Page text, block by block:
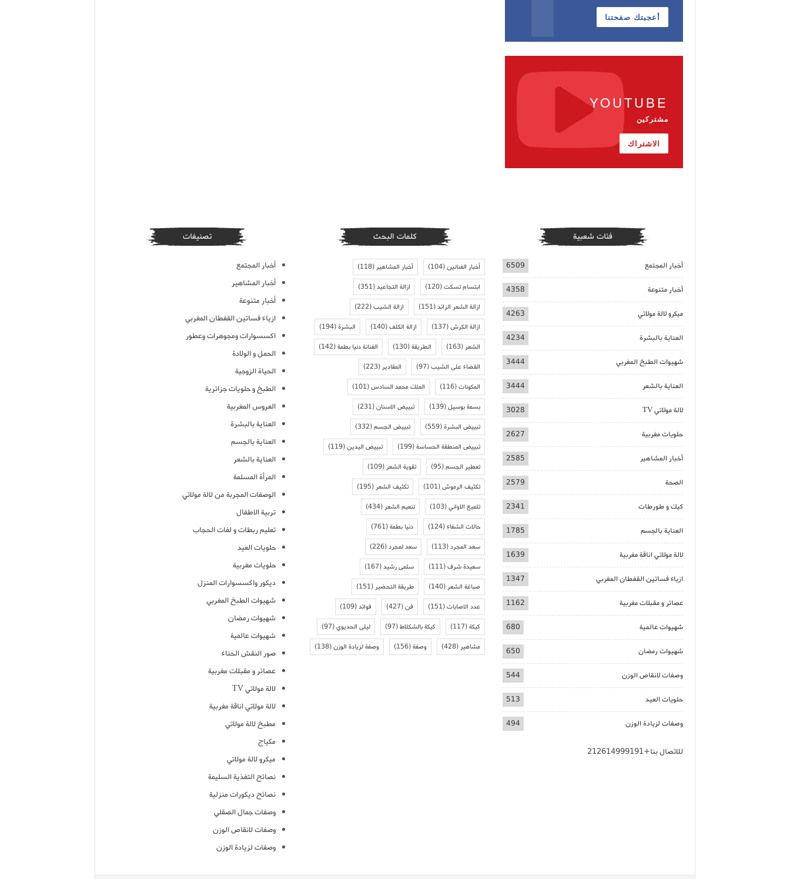
أعجبتك صفحتنا
YOUTUBE
مشتركين
الاشتراك
فئات شعبية
أخبار المجتمع 6509
أخبار متنوعة 4358
ميكرو لالة مولاتي 4263
العناية بالبشرة 4234
شهيوات الطبخ المغربي 3444
العناية بالشعر 3444
لالة مولاتي TV 3028
حلويات مغربية 2627
أخبار المشاهير 2585
الصحة 2579
كيك و طورطات 2341
العناية بالجسم 1785
لالة مولاتي اناقة مغربية 1639
ازياء فساتين القفطان المغربي 1347
عصائر و مقبلات مغربية 1162
شهيوات عالمية 680
شهيوات رمضان 650
وصفات لانقاص الوزن 544
حلويات العيد 513
وصفات لزيادة الوزن 494
للاتصال بنا+212614999191
كلمات البحث
أخبار الفنانين(104) أخبار المشاهير(118)
ابتسام تسكت(120) ازالة التجاعيد(351)
ازالة الشعر الزائد(151) ازالة الشيب(222)
ازالة الكرش(137) ازالة الكلف(140) البشرة(194)
الشعر(163) الطريقة(130) الفنانة دنيا بطمة(142)
القضاء على الشيب(97) المقادير(223)
المكونات(116) الملك محمد السادس(101)
بسمة بوسيل(139) تبييض الاسنان(231)
تبييض البشرة(559) تبييض الجسم(332)
تبييض المنطقة الحساسة(199) تبييض اليدين(119)
تعطير الجسم(95) تقوية الشعر(109)
تكثيف الرموش(101) تكثيف الشعر(195)
تلميع الاواني(103) تنعيم الشعر(434)
حالات الشفاء(124) دنيا بطمة(761)
سعد المجرد(113) سعد لمجرد(226)
سعيدة شرف(111) سلمى رشيد(167)
صباغة الشعر(140) طريقة التحضير(151)
عدد الاصابات(151) فن(427) فوائد(109)
كيكة(117) كيكة بالشكلاط(97) ليلى الحديوي(97)
مشاهير(428) وصفة(156) وصفة لزيادة الوزن(138)
تصنيفات
أخبار المجتمع
أخبار المشاهير
أخبار متنوعة
ازياء فساتين القفطان المغربي
اكسسوارات ومجوهرات وعطور
الحمل و الولادة
الحياة الزوجية
الطبخ و حلويات جزائرية
العروس المغربية
العناية بالبشرة
العناية بالجسم
العناية بالشعر
المرأة المسلمة
الوصفات المجربة من لالة مولاتي
تربية الاطفال
تعليم ربطات و لفات الحجاب
حلويات العيد
حلويات مغربية
ديكور واكسسوارات المنزل
شهيوات الطبخ المغربي
شهيوات رمضان
شهيوات عالمية
صور النقش الحناء
عصائر و مقبلات مغربية
لالة مولاتي TV
لالة مولاتي اناقة مغربية
مطبخ لالة مولاتي
مكياج
ميكرو لالة مولاتي
نصائح التغذية السليمة
نصائح ديكورات منزلية
وصفات جمال الصقلي
وصفات لانقاص الوزن
وصفات لزيادة الوزن